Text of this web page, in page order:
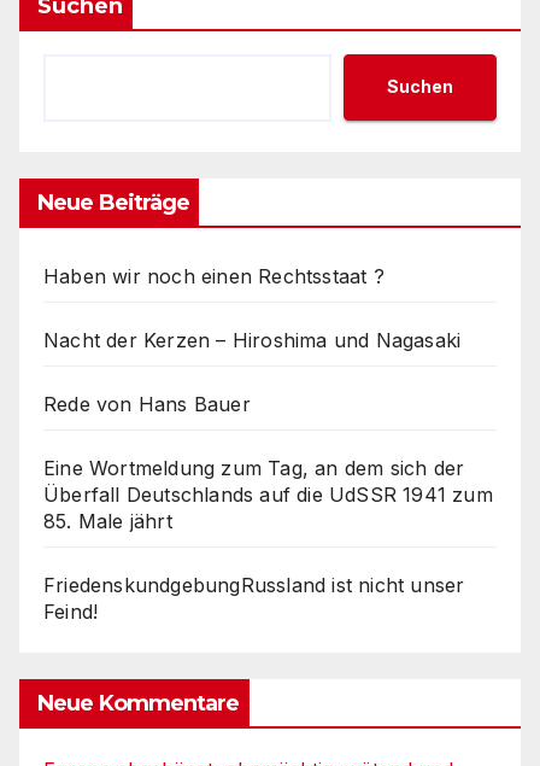
Suchen
Suchen
Neue Beiträge
Haben wir noch einen Rechtsstaat ?
Nacht der Kerzen – Hiroshima und Nagasaki
Rede von Hans Bauer
Eine Wortmeldung zum Tag, an dem sich der
Überfall Deutschlands auf die UdSSR 1941 zum
85. Male jährt
FriedenskundgebungRussland ist nicht unser
Feind!
Neue Kommentare